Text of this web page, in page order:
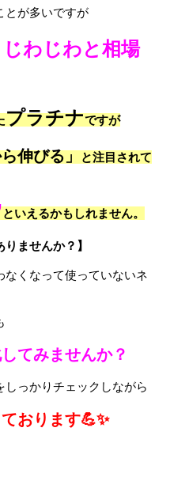
とが多いですが
わじわと相場
プラチナですが
伸びる」と注目されて
といえるかもしれません。
ませんか？】
くなって使っていないネ
てみませんか？
っかりチェックしながら
おります💪✨